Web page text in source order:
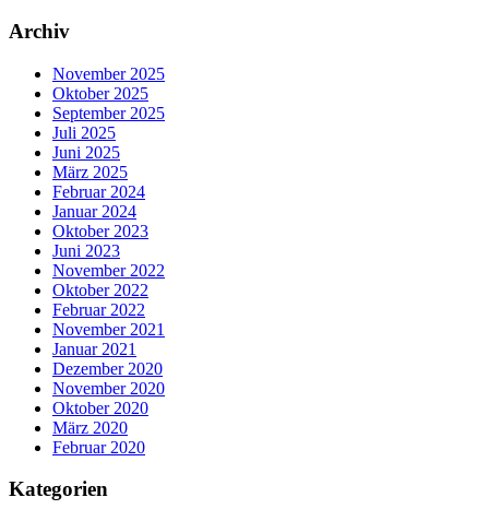
Archiv
November 2025
Oktober 2025
September 2025
Juli 2025
Juni 2025
März 2025
Februar 2024
Januar 2024
Oktober 2023
Juni 2023
November 2022
Oktober 2022
Februar 2022
November 2021
Januar 2021
Dezember 2020
November 2020
Oktober 2020
März 2020
Februar 2020
Kategorien